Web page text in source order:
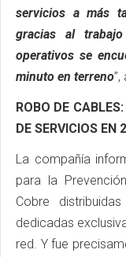
servicios a más
gracias al
operativos se
minuto en terreno
ROBO DE
DE SERVICIOS EN
La compañía
para la
Cobre
dedicadas
red. Y fue